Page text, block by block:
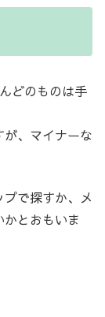
どのものは手
、マイナーな
で探すか、メ
とおもいま